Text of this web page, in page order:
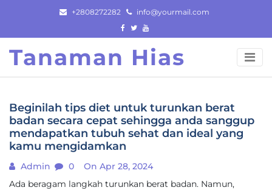
content
+2808272282 info@yourmail.com
Tanaman Hias
Beginilah tips diet untuk turunkan berat
badan secara cepat sehingga anda sanggup
mendapatkan tubuh sehat dan ideal yang
kamu mengidamkan
Admin 0
On Apr 28, 2024
Ada beragam langkah turunkan berat badan. Namun,